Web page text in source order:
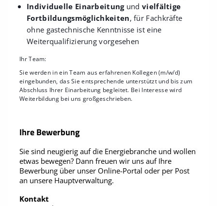
Individuelle Einarbeitungund vielfältige
Fortbildungsmöglichkeiten, für Fachkräfte
ohne gastechnische Kenntnisse ist eine
Weiterqualifizierung vorgesehen
Ihr Team:
Sie werden in ein Team aus erfahrenen Kollegen (m/w/d)
eingebunden, das Sie entsprechende unterstützt und bis zum
Abschluss Ihrer Einarbeitung begleitet. Bei Interesse wird
Weiterbildung bei uns großgeschrieben.
Ihre Bewerbung
Sie sind neugierig auf die Energiebranche und wollen
etwas bewegen? Dann freuen wir uns auf Ihre
Bewerbung über unser Online-Portal oder per Post
an unsere Hauptverwaltung.
Kontakt